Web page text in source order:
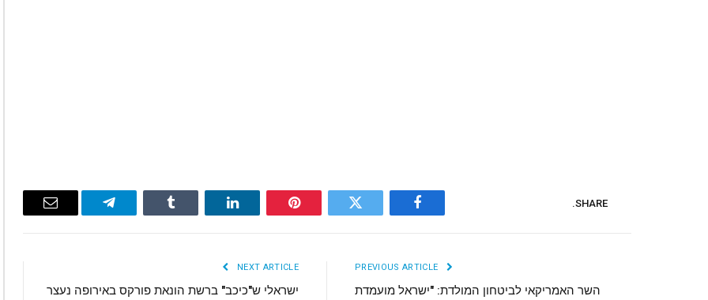
SHARE.
Facebook
Twitter
Pinterest
LinkedIn
Tumblr
Telegram
Email
השר האמריקאי לביטחון המולדת: "ישראל מועמדת
NEXT ARTICLE
ישראלי ש"כיכב" ברשת הונאת פורקס באירופה נעצר